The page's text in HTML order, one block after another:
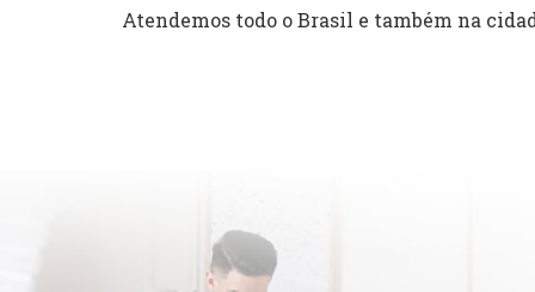
Atendemos todo o Brasil e também na